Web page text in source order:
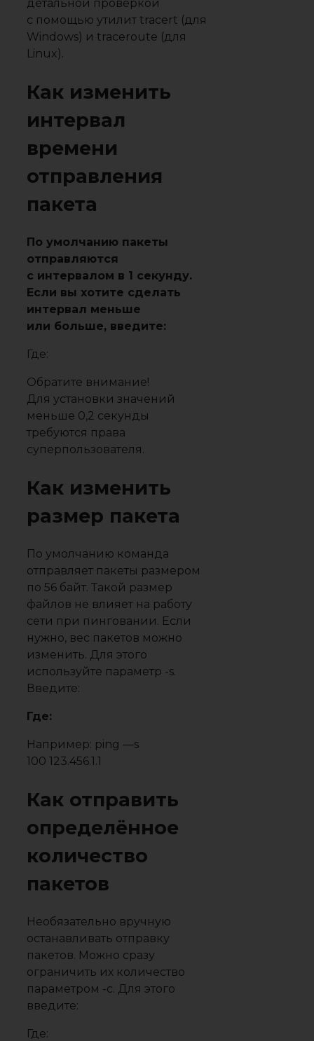
детальной проверкой
с помощью утилит tracert (для
Windows) и traceroute (для
Linux).
Как изменить
интервал
времени
отправления
пакета
По умолчанию пакеты
отправляются
с интервалом в 1 секунду.
Если вы хотите сделать
интервал меньше
или больше, введите:
Где:
Обратите внимание!
Для установки значений
меньше 0,2 секунды
требуются права
суперпользователя.
Как изменить
размер пакета
По умолчанию команда
отправляет пакеты размером
по 56 байт. Такой размер
файлов не влияет на работу
сети при пинговании. Если
нужно, вес пакетов можно
изменить. Для этого
используйте параметр -s.
Введите:
Где:
Например: ping —s
100 123.456.1.1
Как отправить
определённое
количество
пакетов
Необязательно вручную
останавливать отправку
пакетов. Можно сразу
ограничить их количество
параметром -c. Для этого
введите:
Где: